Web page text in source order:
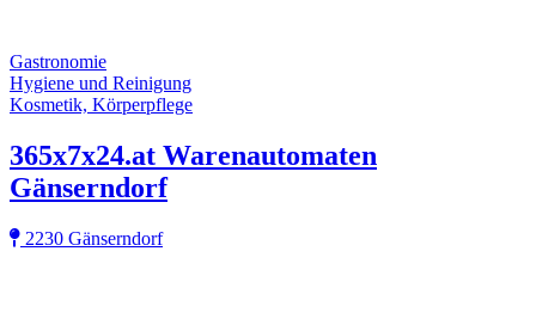
Gastronomie
Hygiene und Reinigung
Kosmetik, Körperpflege
365x7x24.at Warenautomaten
Gänserndorf
2230 Gänserndorf